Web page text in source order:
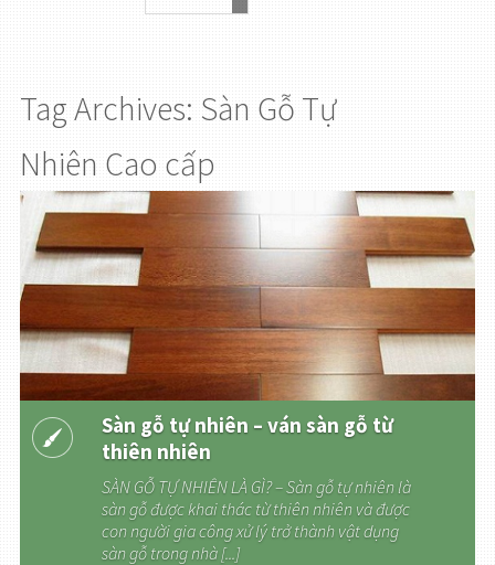
Tag Archives: Sàn Gỗ Tự
Nhiên Cao cấp
Sàn gỗ tự nhiên – ván sàn gỗ từ
thiên nhiên
SÀN GỖ TỰ NHIÊN LÀ GÌ? – Sàn gỗ tự nhiên là
sàn gỗ được khai thác từ thiên nhiên và được
con người gia công xử lý trở thành vật dụng
sàn gỗ trong nhà [...]